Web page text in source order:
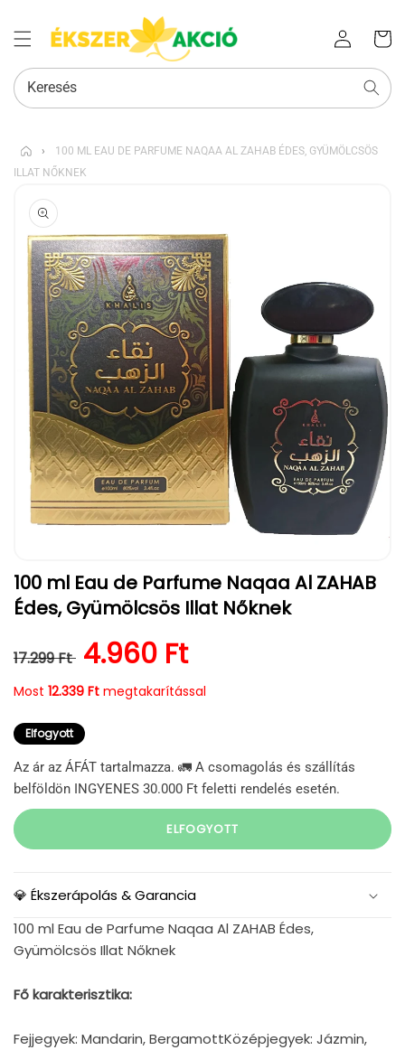
Bejelentkezés
kosara
Keresés
›
100 ML EAU DE PARFUME NAQAA AL ZAHAB ÉDES, GYÜMÖLCSÖS
ILLAT NŐKNEK
UGRÁS A
TERMÉKADATOKRA
médiafájl
megnyitása
a
100 ml Eau de Parfume Naqaa Al ZAHAB
Édes, Gyümölcsös Illat Nőknek
Normál ár
17.299 Ft Kedvezményes ár
4.960 Ft
Most 12.339 Ft megtakarítással
Elfogyott
Az ár az ÁFÁT tartalmazza. 🚛 A csomagolás és szállítás
belföldön INGYENES 30.000 Ft feletti rendelés esetén.
ELFOGYOTT
💎 Ékszerápolás & Garancia
100 ml Eau de Parfume Naqaa Al ZAHAB Édes,
Gyümölcsös Illat Nőknek
Fő karakterisztika:
Fejjegyek: Mandarin, BergamottKözépjegyek: Jázmin,